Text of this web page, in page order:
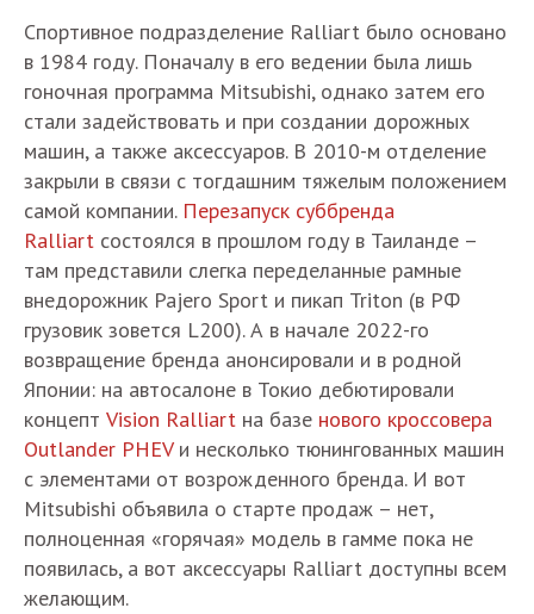
Спортивное подразделение Ralliart было основано
в 1984 году. Поначалу в его ведении была лишь
гоночная программа Mitsubishi, однако затем его
стали задействовать и при создании дорожных
машин, а также аксессуаров. В 2010-м отделение
закрыли в связи с тогдашним тяжелым положением
самой компании. Перезапуск суббренда
Ralliart состоялся в прошлом году в Таиланде –
там представили слегка переделанные рамные
внедорожник Pajero Sport и пикап Triton (в РФ
грузовик зовется L200). А в начале 2022-го
возвращение бренда анонсировали и в родной
Японии: на автосалоне в Токио дебютировали
концепт Vision Ralliart на базе нового кроссовера
Outlander PHEVи несколько тюнингованных машин
с элементами от возрожденного бренда. И вот
Mitsubishi объявила о старте продаж – нет,
полноценная «горячая» модель в гамме пока не
появилась, а вот аксессуары Ralliart доступны всем
желающим.